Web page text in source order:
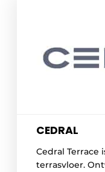
CEDRAL
Cedral Terrace
terrasvloer.